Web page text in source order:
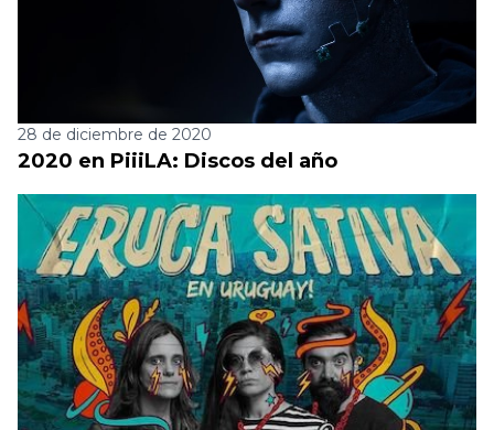
28 de diciembre de 2020
2020 en PiiiLA: Discos del año